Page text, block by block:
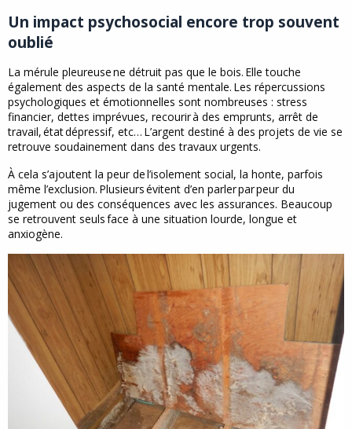
Un impact psychosocial encore trop souvent
oublié
La mérule pleureuse ne détruit pas que le bois. Elle touche
également des aspects de la santé mentale. Les répercussions
psychologiques et émotionnelles sont nombreuses : stress
financier, dettes imprévues, recourir à des emprunts, arrêt de
travail, état dépressif, etc… L’argent destiné à des projets de vie se
retrouve soudainement dans des travaux urgents.
À cela s’ajoutent la peur de l’isolement social, la honte, parfois
même l’exclusion. Plusieurs évitent d’en parler par peur du
jugement ou des conséquences avec les assurances. Beaucoup
se retrouvent seuls face à une situation lourde, longue et
anxiogène.